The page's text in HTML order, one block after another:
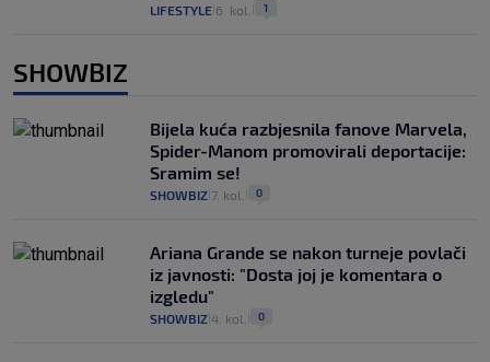
LIFESTYLE 6. kol. 1
SHOWBIZ
Bijela kuća razbjesnila fanove Marvela,
Spider-Manom promovirali deportacije:
Sramim se!
SHOWBIZ 7. kol. 0
Ariana Grande se nakon turneje povlači
iz javnosti: "Dosta joj je komentara o
izgledu"
SHOWBIZ 4. kol. 0